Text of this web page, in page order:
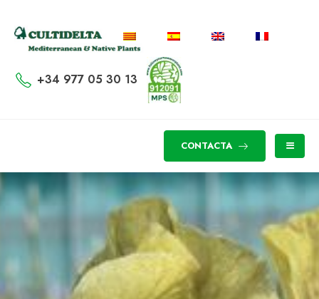
+34 977 05 30 13
CONTACTA